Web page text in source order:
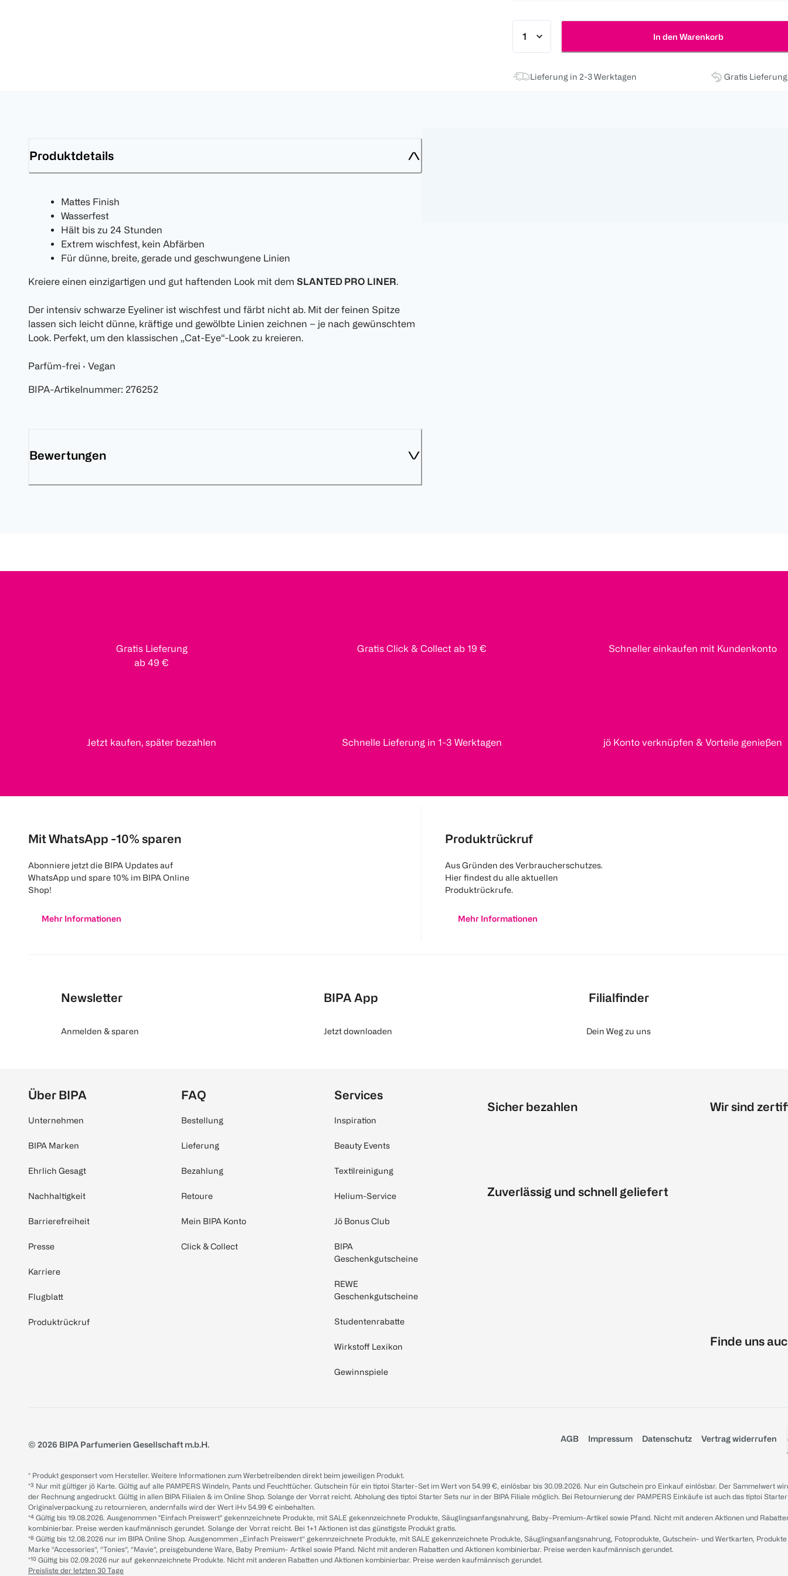
In den Warenkorb
Lieferung in 2-3 Werktagen Gratis
Produktdetails
Mattes Finish
Wasserfest
Hält bis zu 24 Stunden
Extrem wischfest, kein Abfärben
Für dünne, breite, gerade und geschwungene Linien
Kreiere einen einzigartigen und gut haftenden Look mit dem SLANTED PRO LINER.
Der intensiv schwarze Eyeliner ist wischfest und färbt nicht ab. Mit der feinen Spitze
lassen sich leicht dünne, kräftige und gewölbte Linien zeichnen – je nach gewünschtem
Look. Perfekt, um den klassischen „Cat-Eye“-Look zu kreieren.
Parfüm-frei · Vegan
BIPA-Artikelnummer: 276252
Bewertungen
Gratis Lieferung
ab 49 €
Gratis Click & Collect ab 19 € Schneller einkaufen mit Kundenkonto
Jetzt kaufen, später bezahlen Schnelle Lieferung in 1-3 Werktagen jö Konto verknüpfen & Vorteile genießen
Mit WhatsApp -10% sparen
Abonniere jetzt die BIPA Updates auf
WhatsApp und spare 10% im BIPA Online
Shop!
Mehr Informationen
Produktrückruf
Aus Gründen des Verbraucherschutzes.
Hier findest du alle aktuellen
Produktrückrufe.
Mehr Informationen
Newsletter
Anmelden & sparen
BIPA App
Jetzt downloaden
Filialfinder
Dein Weg zu uns
Über BIPA
Unternehmen
BIPA Marken
Ehrlich Gesagt
Nachhaltigkeit
Barrierefreiheit
Presse
Karriere
Flugblatt
Produktrückruf
FAQ
Bestellung
Lieferung
Bezahlung
Retoure
Mein BIPA Konto
Click & Collect
Services
Inspiration
Beauty Events
Textilreinigung
Helium-Service
Jö Bonus Club
BIPA
Geschenkgutscheine
REWE
Geschenkgutscheine
Studentenrabatte
Wirkstoff Lexikon
Gewinnspiele
Sicher bezahlen
Zuverlässig und schnell geliefert
Wir sind
Finde uns
© 2026 BIPA Parfumerien Gesellschaft m.b.H.
AGB Impressum Datenschutz Vertrag widerrufen
* Produkt gesponsert vom Hersteller. Weitere Informationen zum Werbetreibenden direkt beim jeweiligen Produkt.
*³ Nur mit gültiger jö Karte. Gültig auf alle PAMPERS Windeln, Pants und Feuchttücher. Gutschein für ein tiptoi Starter-Set im Wert von 54.99 €, einlösbar bis 30.09.2026. Nur ein Gutschein pro Einkauf einlösbar. Der Sammelwert
der Rechnung angedruckt. Gültig in allen BIPA Filialen & im Online Shop. Solange der Vorrat reicht. Abholung des tiptoi Starter Sets nur in der BIPA Filiale möglich. Bei Retournierung der PAMPERS Einkäufe ist auch das tiptoi
Originalverpackung zu retournieren, andernfalls wird der Wert iHv 54.99 € einbehalten.
*⁴ Gültig bis 19.08.2026. Ausgenommen "Einfach Preiswert" gekennzeichnete Produkte, mit SALE gekennzeichnete Produkte, Säuglingsanfangsnahrung, Baby-Premium-Artikel sowie Pfand. Nicht mit anderen Aktionen und
kombinierbar. Preise werden kaufmännisch gerundet. Solange der Vorrat reicht. Bei 1+1 Aktionen ist das günstigste Produkt gratis.
*⁸ Gültig bis 12.08.2026 nur im BIPA Online Shop. Ausgenommen „Einfach Preiswert“ gekennzeichnete Produkte, mit SALE gekennzeichnete Produkte, Säuglingsanfangsnahrung, Fotoprodukte, Gutschein- und Wertkarten,
Marke “Accessories“, “Tonies“, “Mavie“, preisgebundene Ware, Baby Premium- Artikel sowie Pfand. Nicht mit anderen Rabatten und Aktionen kombinierbar. Preise werden kaufmännisch gerundet.
*¹⁰ Gültig bis 02.09.2026 nur auf gekennzeichnete Produkte. Nicht mit anderen Rabatten und Aktionen kombinierbar. Preise werden kaufmännisch gerundet.
Preisliste der letzten 30 Tage